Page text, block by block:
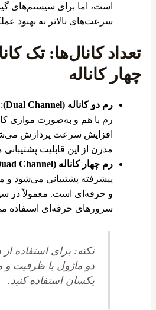
است، اما برای سیستم‌های
سرعت‌های بالاتر به بهبود
تعداد کانال‌ها: تک
چهار کاناله
رم دو کاناله (Dual Channel)
رم با هم و به‌صورت موازی
افزایش سرعت پردازش
مدرن از این قابلیت پشتیبانی
رم چهار کاناله (Quad Channel)
پیشرفته پشتیبانی می‌شود
و حرفه‌ای است. معمولاً در
سرورهای حرفه‌ای استفاده
نکته: برای استفاده از
دو ماژول با ظرفیت
یکسان استفاده کنید.